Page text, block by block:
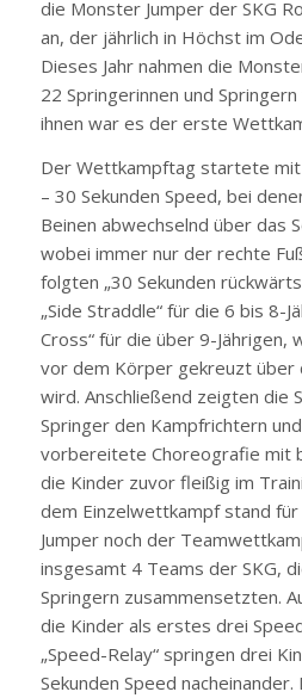
die Monster Jumper der SKG
an, der jährlich in Höchst im
Dieses Jahr nahmen die
22 Springerinnen und
ihnen war es der erste
Der Wettkampftag startete mit
– 30 Sekunden Speed, bei
Beinen abwechselnd über das
wobei immer nur der rechte
folgten „30 Sekunden
„Side Straddle“ für die 6 bis 8-
Cross“ für die über 9-Jährigen,
vor dem Körper gekreuzt über
wird. Anschließend zeigten die
Springer den Kampfrichtern
vorbereitete Choreografie mit
die Kinder zuvor fleißig im
dem Einzelwettkampf stand
Jumper noch der
insgesamt 4 Teams der SKG,
Springern zusammensetzten.
die Kinder als erstes drei
„Speed-Relay“ springen drei
Sekunden Speed